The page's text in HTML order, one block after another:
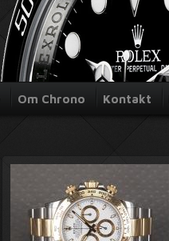
Om Chrono Kontakt